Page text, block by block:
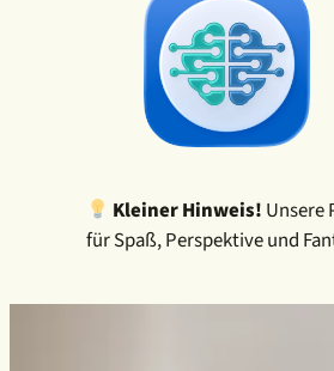
Kleiner Hinweis! Unsere
für Spaß, Perspektive und